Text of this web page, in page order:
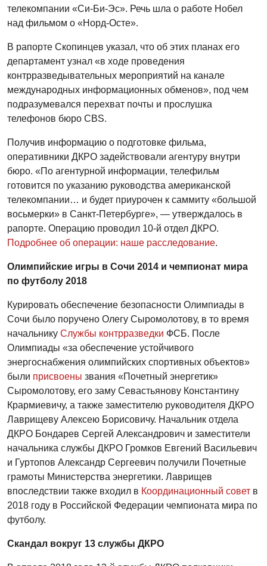
телекомпании «Си-Би-Эс». Речь шла о работе Нобел
над фильмом о «Норд-Осте».
В рапорте Скопинцев указал, что об этих планах его
департамент узнал «в ходе проведения
контрразведывательных мероприятий на канале
международных информационных обменов», под чем
подразумевался перехват почты и прослушка
телефонов бюро CBS.
Получив информацию о подготовке фильма,
оперативники ДКРО задействовали агентуру внутри
бюро. «По агентурной информации, телефильм
готовится по указанию руководства американской
телекомпании… и будет приурочен к саммиту «большой
восьмерки» в Санкт-Петербурге», — утверждалось в
рапорте. Операцию проводил 10-й отдел ДКРО.
Подробнее об операции: наше расследование.
Олимпийские игры в Сочи 2014 и чемпионат мира
по футболу 2018
Курировать обеспечение безопасности Олимпиады в
Сочи было поручено Олегу Сыромолотову, в то время
начальнику Службы контрразведки ФСБ. После
Олимпиады «за обеспечение устойчивого
энергоснабжения олимпийских спортивных объектов»
были присвоены звания «Почетный энергетик»
Сыромолотову, его заму Севастьянову Константину
Крармиевичу, а также заместителю руководителя ДКРО
Лаврищеву Алексею Борисовичу. Начальник отдела
ДКРО Бондарев Сергей Александрович и заместители
начальника службы ДКРО Громков Евгений Васильевич
и Гуртопов Александр Сергеевич получили Почетные
грамоты Министерства энергетики. Лаврищев
впоследствии также входил в Координационный совет в
2018 году в Российской Федерации чемпионата мира по
футболу.
Скандал вокруг 13 службы ДКРО